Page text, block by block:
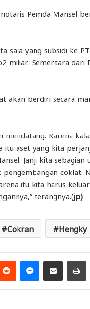
Pemda Mansel
saja yang subsidi ke
miliar. Sementara dari
akan berdiri secara
mendatang. Karena
aset yang kita
Janji kita
coklat.
itu kita harus
terangnya. (jp)
Cokran Hengky
Reddit Messenger
Share via Email